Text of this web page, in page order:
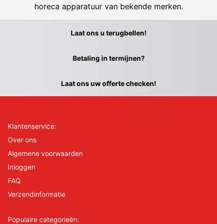
horeca apparatuur van bekende merken.
Laat ons u terugbellen!
Betaling in termijnen?
Laat ons uw offerte checken!
Klantenservice:
Over ons
Algemene voorwaarden
Inloggen
FAQ
Verzendinformatie
Populaire categorieën: